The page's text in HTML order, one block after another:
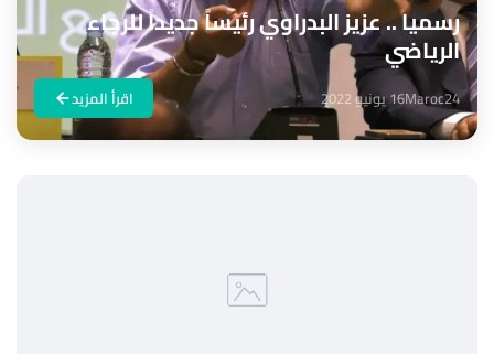
رسميا .. عزيز البدراوي رئيساً جديداً للرجاء
الرياضي
Maroc2416 يونيو 2022 اقرأ المزيد